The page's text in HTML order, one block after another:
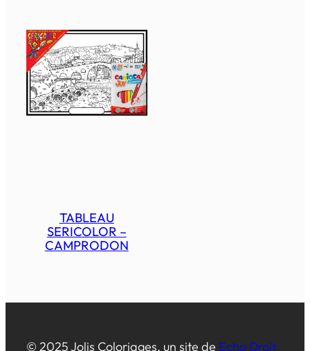
TABLEAU
SERICOLOR –
CAMPRODON
© 2025 Jolis Coloriages, un site de Echo Droit